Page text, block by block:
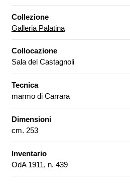
Collezione
Galleria Palatina
Collocazione
Sala del Castagnoli
Tecnica
marmo di Carrara
Dimensioni
cm. 253
Inventario
OdA 1911, n. 439